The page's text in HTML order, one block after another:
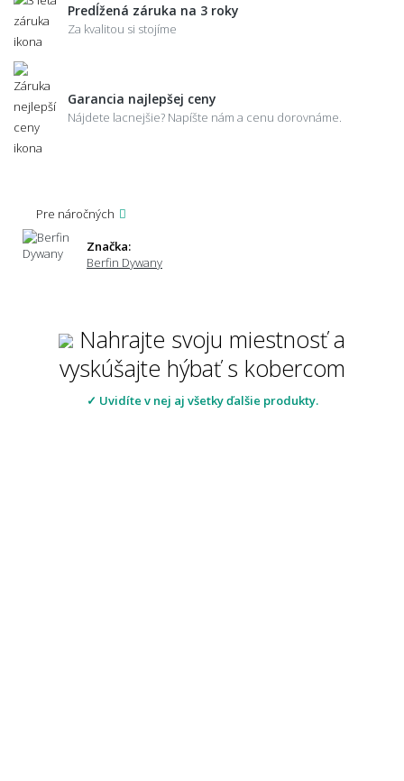
Predĺžená záruka na 3 roky
Za kvalitou si stojíme
Garancia najlepšej ceny
Nájdete lacnejšie? Napíšte nám a cenu dorovnáme.
Pre náročných
Značka:
Berfin Dywany
Nahrajte svoju miestnosť a
vyskúšajte hýbať s kobercom
✓ Uvidíte v nej aj všetky ďalšie produkty.